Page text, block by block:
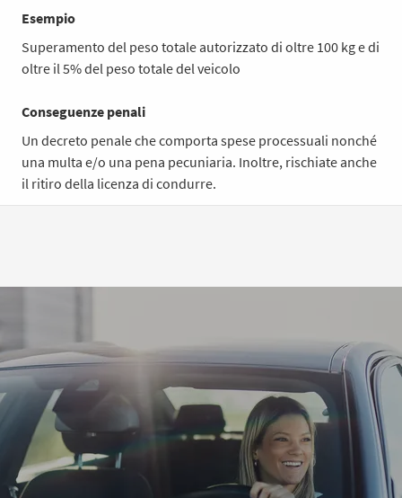
Esempio
Superamento del peso totale autorizzato di oltre 100 kg e di
oltre il 5% del peso totale del veicolo
Conseguenze penali
Un decreto penale che comporta spese processuali nonché
una multa e/o una pena pecuniaria. Inoltre, rischiate anche
il ritiro della licenza di condurre.